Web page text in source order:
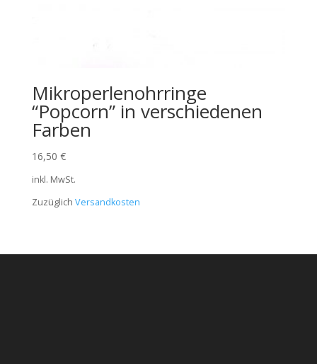
Mikroperlenohrringe
“Popcorn” in verschiedenen
Farben
16,50 €
inkl. MwSt.
Zuzüglich Versandkosten